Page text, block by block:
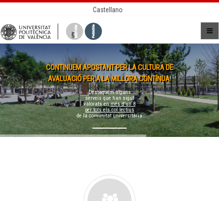
Castellano
CONTINUEM APOSTANT PER LA CULTURA DE
AVALUACIÓ PER A LA MILLORA CONTÍNUA.
Destaquem alguns
serveis que han sigut
valorats enmés d'un 8
per tots els col·lectius
de la comunitat universitària